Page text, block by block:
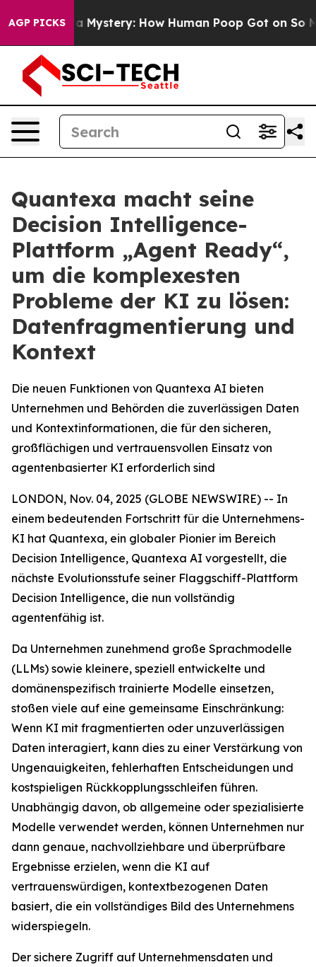
AGP PICKS
Mystery: How Human Poop Got on So Much
Quantexa macht seine
Decision Intelligence-
Plattform „Agent Ready“,
um die komplexesten
Probleme der KI zu lösen:
Datenfragmentierung und
Kontext
Die neuen Funktionen von Quantexa AI bieten
Unternehmen und Behörden die zuverlässigen Daten
und Kontextinformationen, die für den sicheren,
großflächigen und vertrauensvollen Einsatz von
agentenbasierter KI erforderlich sind
LONDON, Nov. 04, 2025 (GLOBE NEWSWIRE) -- In
einem bedeutenden Fortschritt für die Unternehmens-
KI hat Quantexa, ein globaler Pionier im Bereich
Decision Intelligence, Quantexa AI vorgestellt, die
nächste Evolutionsstufe seiner Flaggschiff-Plattform
Decision Intelligence, die nun vollständig
agentenfähig ist.
Da Unternehmen zunehmend große Sprachmodelle
(LLMs) sowie kleinere, speziell entwickelte und
domänenspezifisch trainierte Modelle einsetzen,
stoßen viele auf eine gemeinsame Einschränkung:
Wenn KI mit fragmentierten oder unzuverlässigen
Daten interagiert, kann dies zu einer Verstärkung von
Ungenauigkeiten, fehlerhaften Entscheidungen und
kostspieligen Rückkopplungsschleifen führen.
Unabhängig davon, ob allgemeine oder spezialisierte
Modelle verwendet werden, können Unternehmen nur
dann genaue, nachvollziehbare und überprüfbare
Ergebnisse erzielen, wenn die KI auf
vertrauenswürdigen, kontextbezogenen Daten
basiert, die ein vollständiges Bild des Unternehmens
widerspiegeln.
Der sichere Zugriff auf Unternehmensdaten und